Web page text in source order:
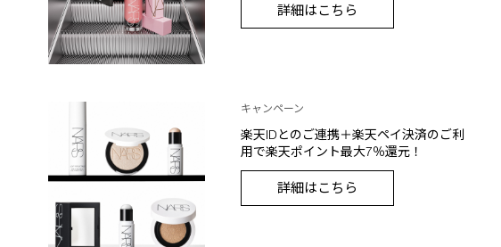
詳細はこちら
キャンペーン
楽天IDとのご連携＋楽天ペイ決済のご利
用で楽天ポイント最大7％還元！
詳細はこちら